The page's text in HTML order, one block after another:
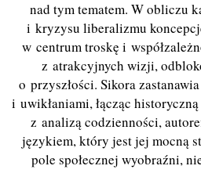
nad tym tematem. W obliczu
i kryzysu liberalizmu
w centrum troskę i
z atrakcyjnych wizji,
o przyszłości. Sikora
i uwikłaniami, łącząc
z analizą codzienności,
językiem, który jest jej mocną
pole społecznej wyobraźni,